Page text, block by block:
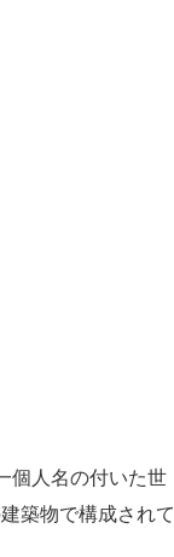
個人名の付いた世
築物で構成されて